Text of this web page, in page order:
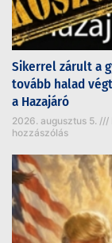
Sikerrel zárult a
tovább halad
a Hazajáró
2026. augusztus 5.
hozzászólás